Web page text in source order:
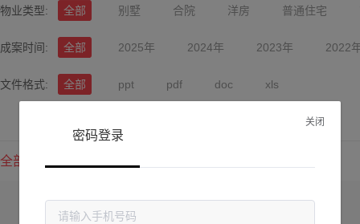
物业类型: 全部 别墅 合院 洋房 普通住宅
成案时间: 全部 2025年 2024年 2023年 2022
文件格式: 全部 ppt pdf doc xls
全部方案
关闭
密码登录